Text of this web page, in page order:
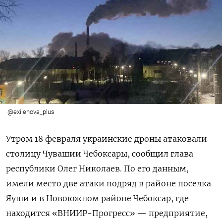
@exilenova_plus
Утром 18 февраля украинские дроны атаковали
столицу Чувашии Чебоксары, сообщил глава
республики Олег Николаев. По его данным,
имели место две атаки подряд в районе поселка
Яуши и в Новоюжном районе Чебоксар, где
находится «ВНИИР-Прогресс» — предприятие,